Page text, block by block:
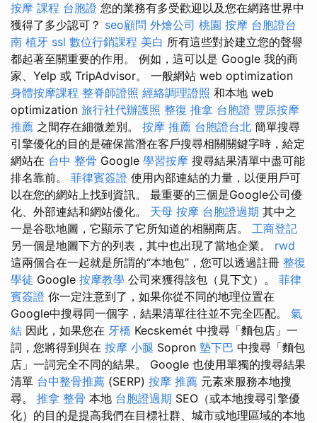
按摩 課程 台胞證 您的業務有多受歡迎以及您在網路世界中
獲得了多少認可？ seo顧問 外燴公司 桃園 按摩 台胞證台
南 植牙 ssl 數位行銷課程 美白 所有這些對於建立您的聲譽
都起著至關重要的作用。 例如，這可以是 Google 我的商
家、Yelp 或 TripAdvisor。 一般網站 web optimization
身體按摩課程 整脊師證照 經絡調理證照 和本地 web
optimization 旅行社代辦護照 整復 推拿 台胞證 豐原按摩
推薦 之間存在細微差別。 按摩 推薦 台胞證台北 簡單搜尋
引擎優化的目的是確保當潛在客戶搜尋相關關鍵字時，給定
網站在 台中 整骨 Google 學習按摩 搜尋結果清單中盡可能
排名靠前。 菲律賓簽證 使用內部連結的力量，以便用戶可
以在您的網站上找到資訊。 最重要的三個是Google公司優
化、外部連結和網站優化。 天母 按摩 台胞證過期 其中之
一是谷歌地圖，它顯示了它所知道的相關商店。 工商登記
另一個是地圖下方的列表，其中也出現了當地企業。 rwd
這兩個合在一起就是所謂的“本地包”，您可以透過註冊 整復
學徒 Google 按摩教學 公司來獲得該包（見下文）。 菲律
賓簽證 你一定注意到了，如果你從不同的地理位置在
Google中搜尋同一個字，結果清單往往並不完全匹配。 氣
結 因此，如果您在 牙橋 Kecskemét 中搜尋「麵包店」一
詞，您將得到與在 按摩 小腿 Sopron 墊下巴 中搜尋「麵包
店」一詞完全不同的結果。 Google 也使用單獨的搜尋結果
清單 台中整骨推薦 (SERP) 按摩 推薦 元素來服務本地搜
尋。 推拿 整骨 本地 台胞證過期 SEO（或本地搜尋引擎優
化）的目的是提高我們在目標社群、城市或地理區域的本地